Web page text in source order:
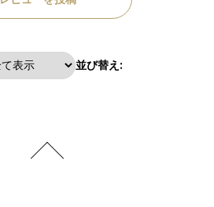
並び替え: